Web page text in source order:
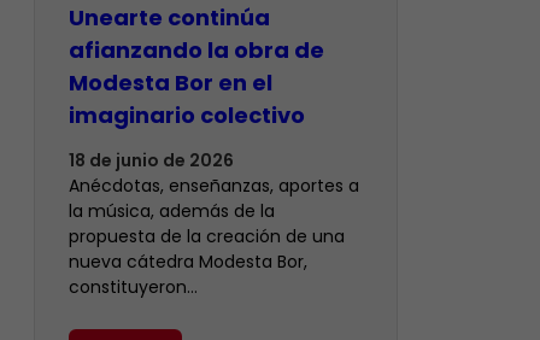
Unearte continúa
afianzando la obra de
Modesta Bor en el
imaginario colectivo
18 de junio de 2026
Anécdotas, enseñanzas, aportes a
la música, además de la
propuesta de la creación de una
nueva cátedra Modesta Bor,
constituyeron…